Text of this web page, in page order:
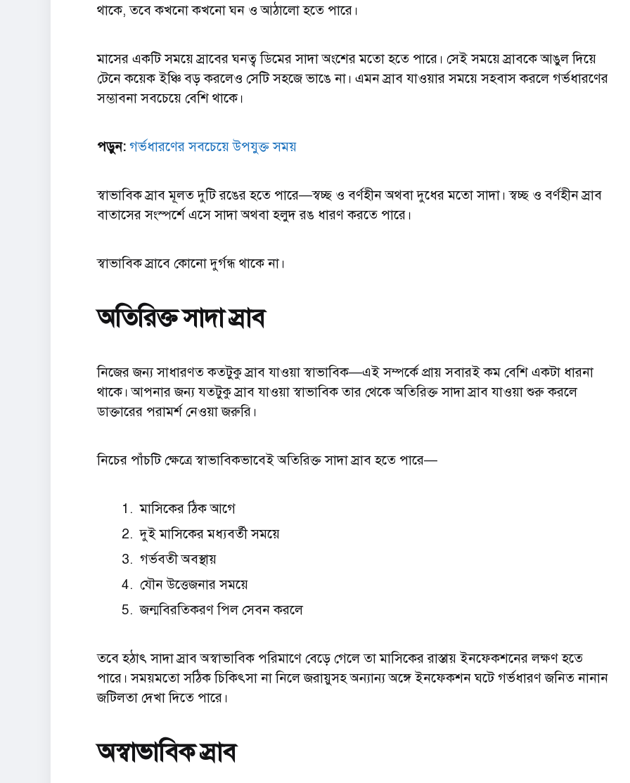
থাকে, তবে কখনো কখনো ঘন ও আঠালো হতে পারে।
মাসের একটি সময়ে স্রাবের ঘনত্ব ডিমের সাদা অংশের মতো হতে পারে। সেই সময়ে স্রাবকে আঙুল দিয়ে
টেনে কয়েক ইঞ্চি বড় করলেও সেটি সহজে ভাঙে না। এমন স্রাব যাওয়ার সময়ে সহবাস করলে গর্ভধারণের
সম্ভাবনা সবচেয়ে বেশি থাকে।
পড়ুন: গর্ভধারণের সবচেয়ে উপযুক্ত সময়
স্বাভাবিক স্রাব মূলত দুটি রঙের হতে পারে—স্বচ্ছ ও বর্ণহীন অথবা দুধের মতো সাদা। স্বচ্ছ ও বর্ণহীন স্রাব
বাতাসের সংস্পর্শে এসে সাদা অথবা হলুদ রঙ ধারণ করতে পারে।
স্বাভাবিক স্রাবে কোনো দুর্গন্ধ থাকে না।
অতিরিক্ত সাদা স্রাব
নিজের জন্য সাধারণত কতটুকু স্রাব যাওয়া স্বাভাবিক—এই সম্পর্কে প্রায় সবারই কম বেশি একটা ধারনা
থাকে। আপনার জন্য যতটুকু স্রাব যাওয়া স্বাভাবিক তার থেকে অতিরিক্ত সাদা স্রাব যাওয়া শুরু করলে
ডাক্তারের পরামর্শ নেওয়া জরুরি।
নিচের পাঁচটি ক্ষেত্রে স্বাভাবিকভাবেই অতিরিক্ত সাদা স্রাব হতে পারে—
মাসিকের ঠিক আগে
দুই মাসিকের মধ্যবর্তী সময়ে
গর্ভবতী অবস্থায়
যৌন উত্তেজনার সময়ে
জন্মবিরতিকরণ পিল সেবন করলে
তবে হঠাৎ সাদা স্রাব অস্বাভাবিক পরিমাণে বেড়ে গেলে তা মাসিকের রাস্তায় ইনফেকশনের লক্ষণ হতে
পারে। সময়মতো সঠিক চিকিৎসা না নিলে জরায়ুসহ অন্যান্য অঙ্গে ইনফেকশন ঘটে গর্ভধারণ জনিত নানান
জটিলতা দেখা দিতে পারে।
অস্বাভাবিক স্রাব